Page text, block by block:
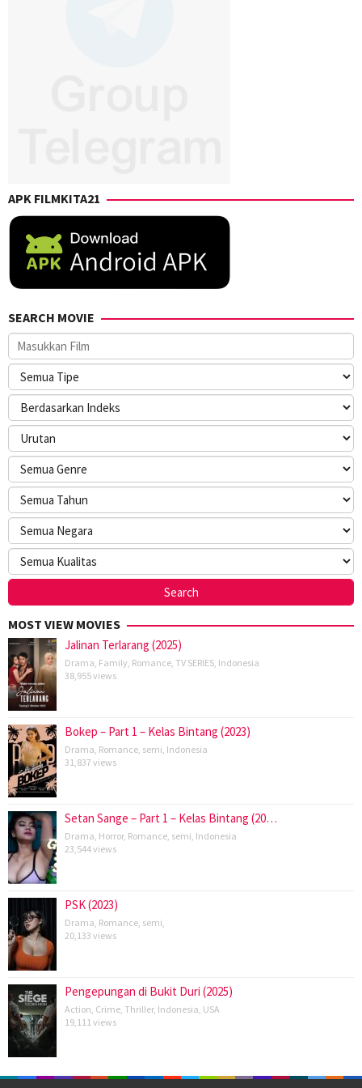
APK FILMKITA21
SEARCH MOVIE
MOST VIEW MOVIES
Jalinan Terlarang (2025)
Drama, Family, Romance, TV SERIES, Indonesia
38,955 views
Bokep – Part 1 – Kelas Bintang (2023)
Drama, Romance, semi, Indonesia
31,837 views
Setan Sange – Part 1 – Kelas Bintang (20…
Drama, Horror, Romance, semi, Indonesia
23,544 views
PSK (2023)
Drama, Romance, semi,
20,133 views
Pengepungan di Bukit Duri (2025)
Action, Crime, Thriller, Indonesia, USA
19,111 views